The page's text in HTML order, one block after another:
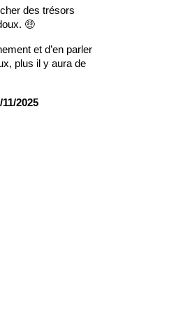
des trésors
🤑
et d’en parler
plus il y aura de
2025